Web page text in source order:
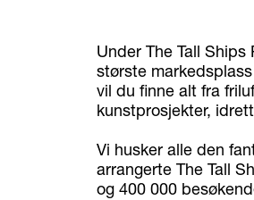
Under The Tall
største
vil du finne alt fra
kunstprosjekter,
Vi husker alle den
arrangerte The Tall
og 400 000